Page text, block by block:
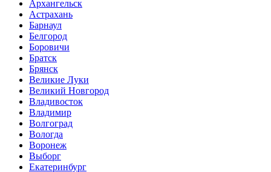
Архангельск
Астрахань
Барнаул
Белгород
Боровичи
Братск
Брянск
Великие Луки
Великий Новгород
Владивосток
Владимир
Волгоград
Вологда
Воронеж
Выборг
Екатеринбург